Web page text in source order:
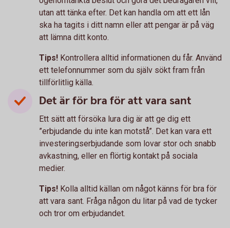
utan att tänka efter. Det kan handla om att ett lån
ska ha tagits i ditt namn eller att pengar är på väg
att lämna ditt konto.
Tips! Kontrollera alltid informationen du får. Använd
ett telefonnummer som du själv sökt fram från
tillförlitlig källa.
Det är för bra för att vara sant
Ett sätt att försöka lura dig är att ge dig ett
”erbjudande du inte kan motstå”. Det kan vara ett
investeringserbjudande som lovar stor och snabb
avkastning, eller en flörtig kontakt på sociala
medier.
Tips! Kolla alltid källan om något känns för bra för
att vara sant. Fråga någon du litar på vad de tycker
och tror om erbjudandet.